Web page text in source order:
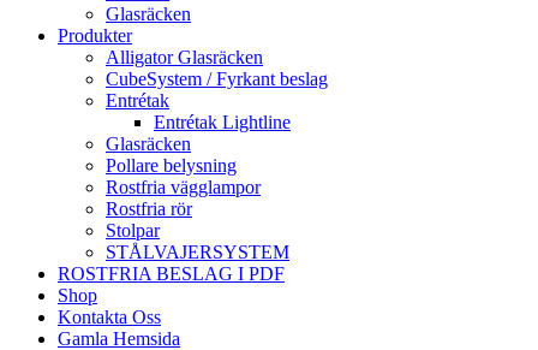
Glasräcken
Produkter
Alligator Glasräcken
CubeSystem / Fyrkant beslag
Entrétak
Entrétak Lightline
Glasräcken
Pollare belysning
Rostfria vägglampor
Rostfria rör
Stolpar
STÅLVAJERSYSTEM
ROSTFRIA BESLAG I PDF
Shop
Kontakta Oss
Gamla Hemsida